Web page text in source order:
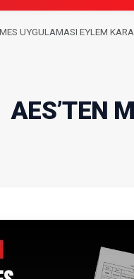
UYGULAMASI EYLEM
AES’TEN